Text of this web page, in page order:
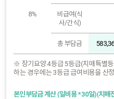
8%
비급여(식
사/간식)
총 부담금
※ 장기요양 4등급 5등급(치매특별
하는 경우에는 3등급 급여비용을 산
본인부담금 계산 (일비용 * 30일)(치매